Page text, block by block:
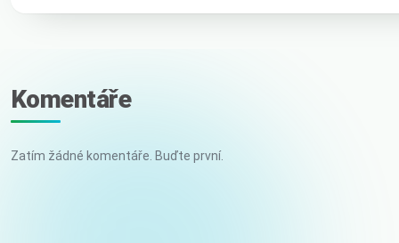
Komentáře
Zatím žádné komentáře. Buďte první.